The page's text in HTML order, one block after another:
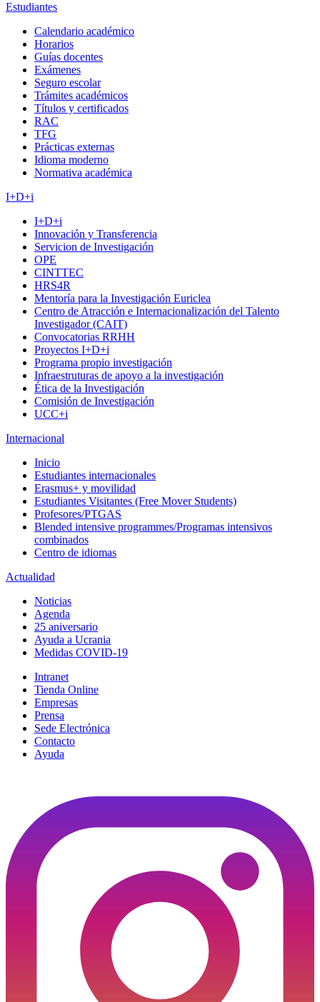
Estudiantes
Calendario académico
Horarios
Guías docentes
Exámenes
Seguro escolar
Trámites académicos
Títulos y certificados
RAC
TFG
Prácticas externas
Idioma moderno
Normativa académica
I+D+i
I+D+i
Innovación y Transferencia
Servicion de Investigación
OPE
CINTTEC
HRS4R
Mentoría para la Investigación Euriclea
Centro de Atracción e Internacionalización del Talento
Investigador (CAIT)
Convocatorias RRHH
Proyectos I+D+i
Programa propio investigación
Infraestruturas de apoyo a la investigación
Ética de la Investigación
Comisión de Investigación
UCC+i
Internacional
Inicio
Estudiantes internacionales
Erasmus+ y movilidad
Estudiantes Visitantes (Free Mover Students)
Profesores/PTGAS
Blended intensive programmes/Programas intensivos
combinados
Centro de idiomas
Actualidad
Noticias
Agenda
25 aniversario
Ayuda a Ucrania
Medidas COVID-19
Intranet
Tienda Online
Empresas
Prensa
Sede Electrónica
Contacto
Ayuda